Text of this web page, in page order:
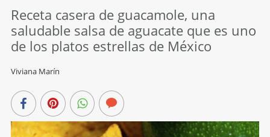
Receta casera de guacamole, una
saludable salsa de aguacate que es uno
de los platos estrellas de México
Viviana Marín